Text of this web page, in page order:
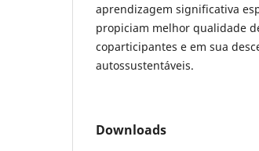
aprendizagem significativa
propiciam melhor qualidade
coparticipantes e em sua
autossustentáveis.
Downloads